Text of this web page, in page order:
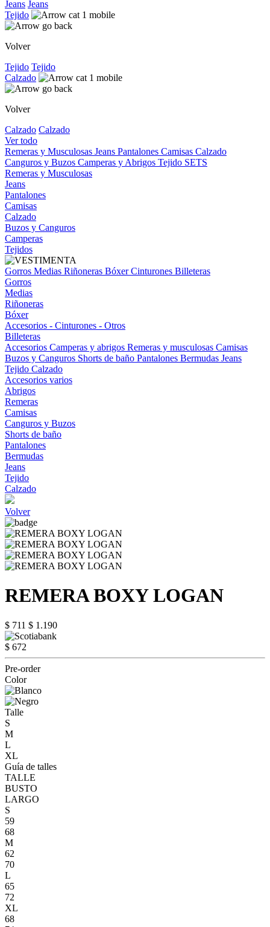
Jeans Jeans
Tejido
Volver
Tejido Tejido
Calzado
Volver
Calzado Calzado
Ver todo
Remeras y Musculosas Jeans Pantalones Camisas Calzado
Canguros y Buzos Camperas y Abrigos Tejido SETS
Remeras y Musculosas
Jeans
Pantalones
Camisas
Calzado
Buzos y Canguros
Camperas
Tejidos
Gorros Medias Riñoneras BóxerCinturones Billeteras
Gorros
Medias
Riñoneras
Bóxer
Accesorios - Cinturones - Otros
Billeteras
Accesorios Camperas y abrigos Remeras y musculosas Camisas
Buzos y Canguros Shorts de baño Pantalones Bermudas Jeans
Tejido Calzado
Accesorios varios
Abrigos
Remeras
Camisas
Canguros y Buzos
Shorts de baño
Pantalones
Bermudas
Jeans
Tejido
Calzado
Volver
REMERA BOXY LOGAN
$ 711 $ 1.190
$ 672
Pre-order
Color
Talle
S
M
L
XL
Guía de talles
TALLE
BUSTO
LARGO
S
59
68
M
62
70
L
65
72
XL
68